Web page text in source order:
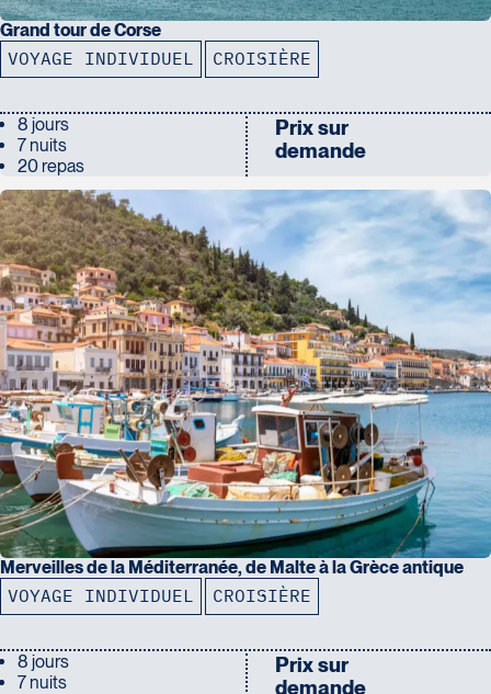
Grand tour de Corse
VOYAGE INDIVIDUEL CROISIÈRE
8 jours
7 nuits
20 repas
Prix sur
demande
Merveilles de la Méditerranée, de Malte à la Grèce antique
VOYAGE INDIVIDUEL CROISIÈRE
8 jours
7 nuits
Prix sur
demande